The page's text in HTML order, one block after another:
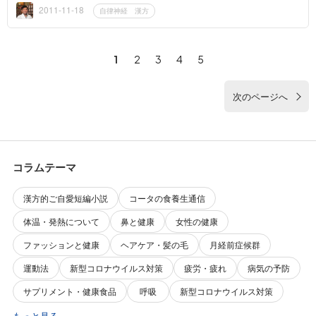
方が温泉関...2011-11-18 自律神経 漢方
1 2 3 4 5
次のページへ
コラムテーマ
漢方的ご自愛短編小説
コータの食養生通信
体温・発熱について
鼻と健康
女性の健康
ファッションと健康
ヘアケア・髪の毛
月経前症候群
運動法
新型コロナウイルス対策 疲労・疲れ
病気の予防
サプリメント・健康食品
呼吸 新型コロナウイルス対策